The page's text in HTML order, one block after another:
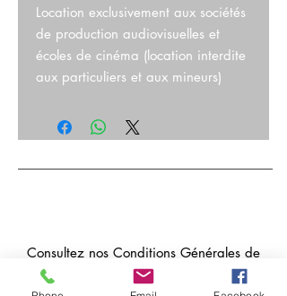
Location exclusivement aux sociétés
de production audiovisuelles et
écoles de cinéma (location interdite
aux particuliers et aux mineurs)
Consultez nos Conditions Générales de
Location 2024